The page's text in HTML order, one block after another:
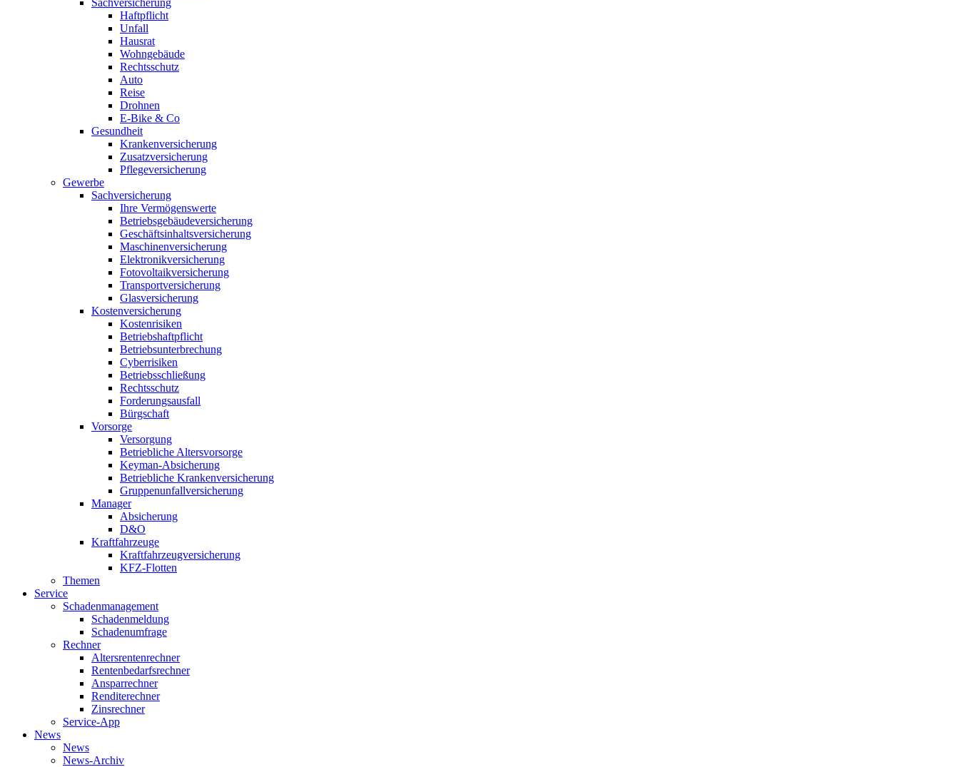
Sachversicherung
Haftpflicht
Unfall
Hausrat
Wohngebäude
Rechtsschutz
Auto
Reise
Drohnen
E-Bike & Co
Gesundheit
Krankenversicherung
Zusatzversicherung
Pflegeversicherung
Gewerbe
Sachversicherung
Ihre Vermögenswerte
Betriebsgebäudeversicherung
Geschäftsinhaltsversicherung
Maschinenversicherung
Elektronikversicherung
Fotovoltaikversicherung
Transportversicherung
Glasversicherung
Kostenversicherung
Kostenrisiken
Betriebshaftpflicht
Betriebsunterbrechung
Cyberrisiken
Betriebsschließung
Rechtsschutz
Forderungsausfall
Bürgschaft
Vorsorge
Versorgung
Betriebliche Altersvorsorge
Keyman-Absicherung
Betriebliche Krankenversicherung
Gruppenunfallversicherung
Manager
Absicherung
D&O
Kraftfahrzeuge
Kraftfahrzeugversicherung
KFZ-Flotten
Themen
Service
Schadenmanagement
Schadenmeldung
Schadenumfrage
Rechner
Altersrentenrechner
Rentenbedarfsrechner
Ansparrechner
Renditerechner
Zinsrechner
Service-App
News
News
News-Archiv